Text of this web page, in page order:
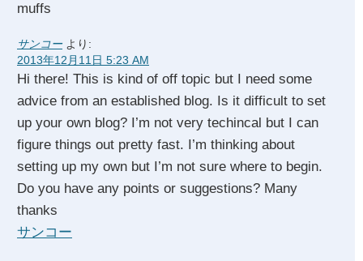
muffs
サンコー より:
2013年12月11日 5:23 AM
Hi there! This is kind of off topic but I need some
advice from an established blog. Is it difficult to set
up your own blog? I’m not very techincal but I can
figure things out pretty fast. I’m thinking about
setting up my own but I’m not sure where to begin.
Do you have any points or suggestions? Many
thanks
サンコー